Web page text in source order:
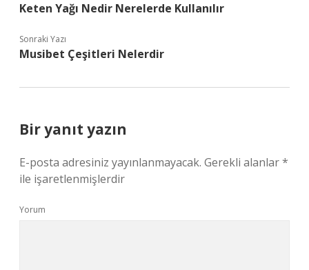
Keten Yağı Nedir Nerelerde Kullanılır
Sonraki Yazı
Musibet Çeşitleri Nelerdir
Bir yanıt yazın
E-posta adresiniz yayınlanmayacak. Gerekli alanlar*
ile işaretlenmişlerdir
Yorum